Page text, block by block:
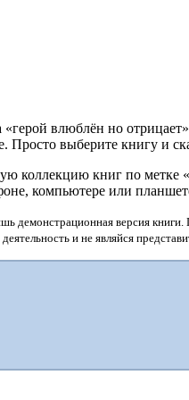
влюблён но
Просто выберите книгу и
коллекцию книг по метке
компьютере или
демонстрационная версия
и не являйся